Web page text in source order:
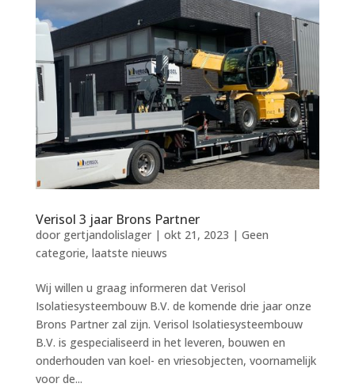
Verisol 3 jaar Brons Partner
door gertjandolislager| okt 21, 2023 | Geen
categorie, laatste nieuws
Wij willen u graag informeren dat Verisol
Isolatiesysteembouw B.V. de komende drie jaar onze
Brons Partner zal zijn. Verisol Isolatiesysteembouw
B.V. is gespecialiseerd in het leveren, bouwen en
onderhouden van koel- en vriesobjecten, voornamelijk
voor de...